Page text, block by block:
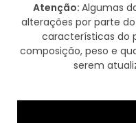
Atenção: Algumas
alterações por parte
características do
composição, peso e
serem